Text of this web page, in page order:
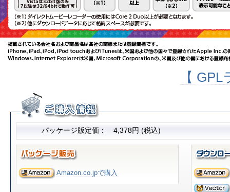
【
パッケージ版定価： 4,378円 (税込)
Amazon.co.jpで購入